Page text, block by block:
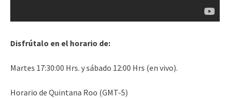
Disfrútalo en el horario de:
Martes 17:30:00 Hrs. y sábado 12:00 Hrs (en vivo).
Horario de Quintana Roo (GMT-5)